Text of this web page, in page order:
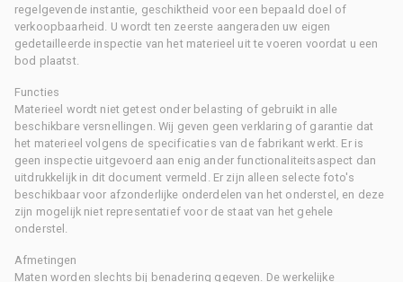
regelgevende instantie, geschiktheid voor een bepaald doel of
verkoopbaarheid. U wordt ten zeerste aangeraden uw eigen
gedetailleerde inspectie van het materieel uit te voeren voordat u een
bod plaatst.
Functies
Materieel wordt niet getest onder belasting of gebruikt in alle
beschikbare versnellingen. Wij geven geen verklaring of garantie dat
het materieel volgens de specificaties van de fabrikant werkt. Er is
geen inspectie uitgevoerd aan enig ander functionaliteitsaspect dan
uitdrukkelijk in dit document vermeld. Er zijn alleen selecte foto's
beschikbaar voor afzonderlijke onderdelen van het onderstel, en deze
zijn mogelijk niet representatief voor de staat van het gehele
onderstel.
Afmetingen
Maten worden slechts bij benadering gegeven. De werkelijke